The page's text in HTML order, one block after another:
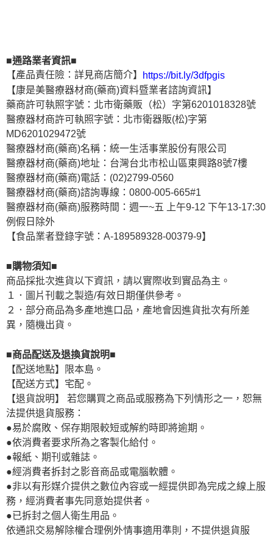
■通路業者資訊■
【產品責任險：詳見商店簡介】
https://bit.ly/3dfpgis
【康是美醫療器材商(藥商)資料暨業者諮詢資訊】
藥商許可執照字號：北市衛藥販（松）字第6201018328號
醫療器材商許可執照字號：北市衛器販(松)字第
MD6201029472號
醫療器材商(藥商)名稱：統一生活事業股份有限公司
醫療器材商(藥商)地址：台灣台北市松山區東興路8號7樓
醫療器材商(藥商)電話：(02)2799-0560
醫療器材商(藥商)諮詢專線：0800-005-665#1
醫療器材商(藥商)服務時間：週一~五 上午9-12 下午13-17:30
例假日除外
【食品業者登錄字號：A-189589328-00379-9】
■購物須知■
商品採批次進貨以下資訊，請以實際收到實品為主。
１．圖片刊載之製造/有效日期僅供參考。
２．部分商品為多產地進口品，產地會因進貨批次有所差
異，隨機出貨。
■商品配送及退換貨說明■
【配送地點】限本島。
【配送方式】宅配。
【退貨說明】 若您購買之商品或服務為下列情形之一，恕無
法提供退貨服務：
●易於腐敗、保存期限較短或解約時即將逾期。
●依消費者要求所為之客製化給付。
●報紙、期刊或雜誌。
●經消費者拆封之影音商品或電腦軟體。
●非以有形媒介提供之數位內容或一經提供即為完成之線上服
務，經消費者事先同意始提供者。
●已拆封之個人衛生用品。
依通訊交易解除權合理例外情事適用準則，不提供退貨服